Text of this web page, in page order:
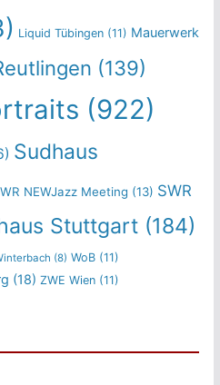
Liquid Tübingen(11) Mauerwerk
(139)
(922)
Sudhaus
NEWJazz Meeting (13) SWR
Stuttgart(184)
(8) WoB(11)
(18) ZWE Wien(11)